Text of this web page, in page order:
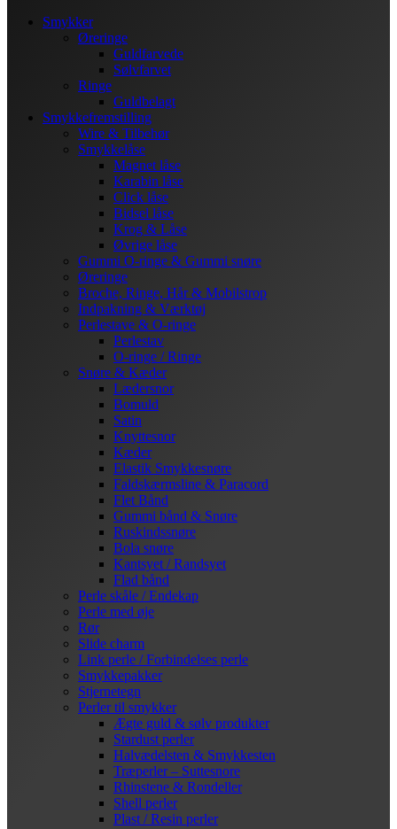
Smykker
Øreringe
Guldfarvede
Sølvfarvet
Ringe
Guldbelagt
Smykkefremstilling
Wire & Tilbehør
Smykkelåse
Magnet låse
Karabin låse
Click låse
Bidsel låse
Krog & Låse
Øvrige låse
Gummi O-ringe & Gummi snøre
Øreringe
Broche, Ringe, Hår & Mobilstrop
Indpakning & Værktøj
Perlestave & O-ringe
Perlestav
O-ringe / Ringe
Snøre & Kæder
Lædersnor
Bomuld
Satin
Knyttesnor
Kæder
Elastik Smykkesnøre
Faldskærmsline & Paracord
Flet Bånd
Gummi bånd & Snøre
Ruskindssnøre
Bola snøre
Kantsyet / Randsyet
Flad bånd
Perle skåle / Endekap
Perle med øje
Rør
Slide charm
Link perle / Forbindelses perle
Smykkepakker
Stjernetegn
Perler til smykker
Ægte guld & sølv produkter
Stardust perler
Halvædelsten & Smykkesten
Træperler – Suttesnore
Rhinstene & Rondeller
Shell perler
Plast / Resin perler